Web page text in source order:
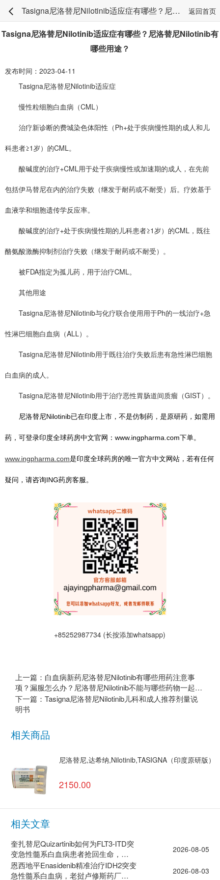
返回首页
Tasigna尼洛替尼Nilotinib适应症有哪些？尼洛替尼Nilotinib有哪些用途？
Tasigna尼洛替尼Nilotinib适应症有哪些？尼洛替尼Nilotinib有
哪些用途？
发布时间：2023-04-11
Tasigna尼洛替尼Nilotinib适应症
慢性粒细胞白血病（CML）
治疗新诊断的费城染色体阳性（Ph+处于疾病慢性期的成人和儿
科患者≥1岁）的CML。
酸碱度的治疗+CML用于处于疾病慢性或加速期的成人，在先前
包括伊马替尼在内的治疗失败（继发于耐药或不耐受）后。疗效基于
血液学和细胞遗传学反应率。
酸碱度的治疗+处于疾病慢性期的儿科患者≥1岁）的CML，既往
酪氨酸激酶抑制剂治疗失败（继发于耐药或不耐受）。
被FDA指定为孤儿药，用于治疗CML。
其他用途
Tasigna尼洛替尼Nilotinib与化疗联合使用用于Ph的一线治疗+急
性淋巴细胞白血病（ALL）。
Tasigna尼洛替尼Nilotinib用于既往治疗失败后患有急性淋巴细胞
白血病的成人。
Tasigna尼洛替尼Nilotinib用于治疗恶性胃肠道间质瘤（GIST）。
尼洛替尼Nilotinib已在印度上市，不是仿制药，是原研药，如需用
药，可登录印度全球药房中文官网：www.ingpharma.com下单。
www.ingpharma.com是印度全球药房的唯一官方中文网站，若有任何
疑问，请咨询ING药房客服。
+85252987734 (长按添加whatsapp)
上一篇：白血病新药尼洛替尼Nilotinib有哪些用药注意事
项？漏服怎么办？尼洛替尼Nilotinib不能与哪些药物一起
吃？
下一篇：Tasigna尼洛替尼Nilotinib儿科和成人推荐剂量说
明书
相关商品
尼洛替尼,达希纳,Nilotinib,TASIGNA（印度原研版）
2150.00
相关文章
奎扎替尼Quizartinib如何为FLT3-ITD突
变急性髓系白血病患者抢回生命，
LuciQuiza老挝价格
2026-08-05
恩西地平Enasidenib精准治疗IDH2突变
急性髓系白血病，老挝卢修斯药厂
2026-08-03